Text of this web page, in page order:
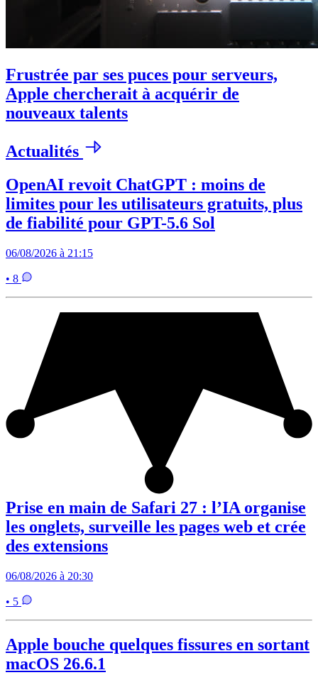
Frustrée par ses puces pour serveurs,
Apple chercherait à acquérir de
nouveaux talents
Actualités
OpenAI revoit ChatGPT : moins de
limites pour les utilisateurs gratuits, plus
de fiabilité pour GPT-5.6 Sol
06/08/2026 à 21:15
• 8
Prise en main de Safari 27 : l’IA organise
les onglets, surveille les pages web et crée
des extensions
06/08/2026 à 20:30
• 5
Apple bouche quelques fissures en sortant
macOS 26.6.1